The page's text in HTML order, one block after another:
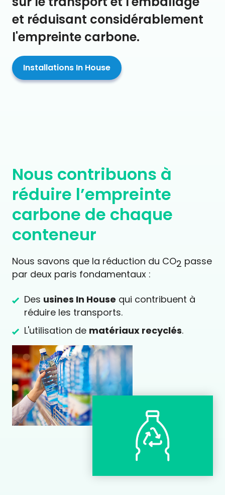
économies allant jusqu'à 90 %
sur le transport et l'emballage
et réduisant considérablement
l'empreinte carbone.
Nous contribuons à
réduire l’empreinte
carbone de chaque
conteneur
par deux paris fondamentaux :
Desusines In Housequi contribuent à
L'utilisation dematériaux recyclés